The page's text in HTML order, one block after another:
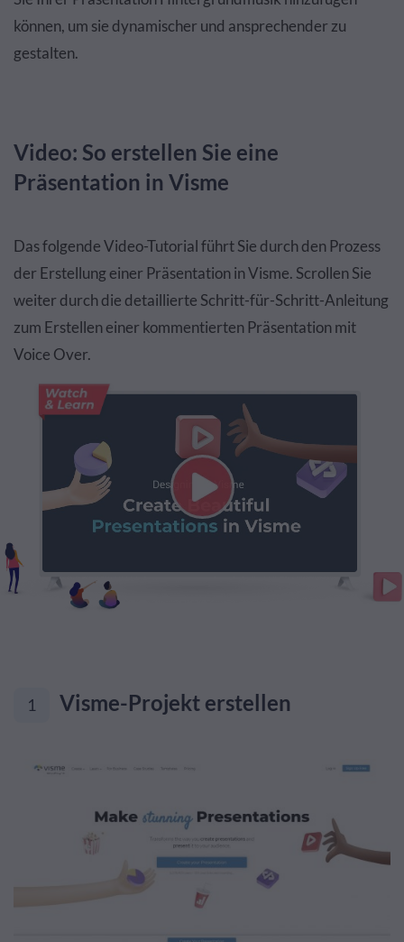
können, um sie dynamischer und ansprechender zu
gestalten.
Video: So erstellen Sie eine
Präsentation in Visme
Das folgende Video-Tutorial führt Sie durch den Prozess
der Erstellung einer Präsentation in Visme. Scrollen Sie
weiter durch die detaillierte Schritt-für-Schritt-Anleitung
zum Erstellen einer kommentierten Präsentation mit
Voice Over.
1 Visme-Projekt erstellen